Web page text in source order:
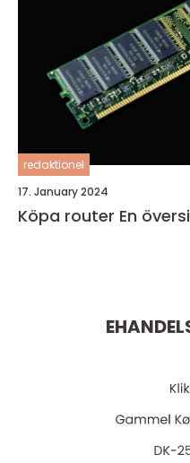
redaktionel
17. January 2024
Köpa